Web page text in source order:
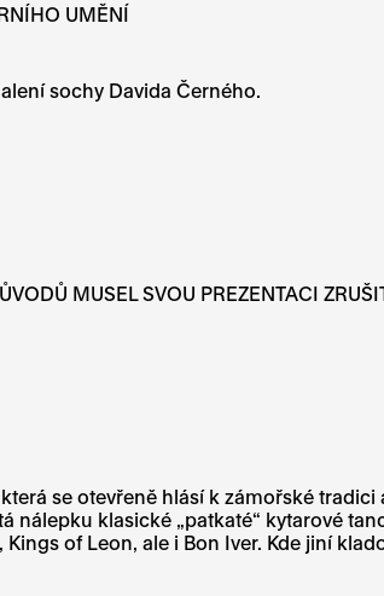
UMĚNÍ
sochy Davida Černého.
MUSEL SVOU PREZENTACI
se otevřeně hlásí k zámořské
nálepku klasické „patkaté“ kytarové
of Leon, ale i Bon Iver. Kde jiní